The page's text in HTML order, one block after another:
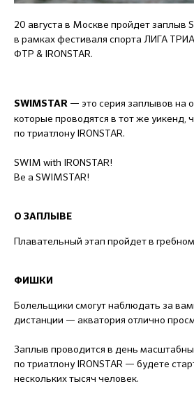
20 августа в Москве пройдет заплыв
в рамках фестиваля спорта ЛИГА
ФТР & IRONSTAR.
SWIMSTAR — это серия заплывов на
которые проводятся в тот же уикенд,
по триатлону IRONSTAR.
SWIM with IRONSTAR!
Be a SWIMSTAR!
О ЗАПЛЫВЕ
Плавательный этап пройдет в
ФИШКИ
Болельщики смогут наблюдать за
дистанции — акватория отлично
Заплыв проводится в день
по триатлону IRONSTAR — будете
нескольких тысяч человек.